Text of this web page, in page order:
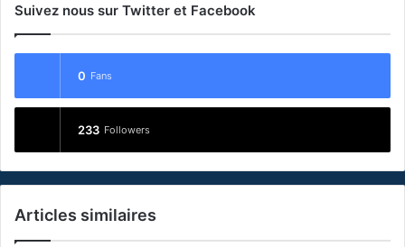
Suivez nous sur Twitter et Facebook
0 Fans
233 Followers
Articles similaires